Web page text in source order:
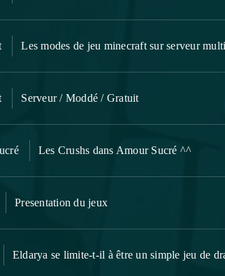
Les modes de jeu minecraft sur serveur
Serveur / Moddé / Gratuit
Les Crushs dans Amour Sucré ^^
Presentation du jeux
Eldarya se limite-t-il à être un simple jeu de